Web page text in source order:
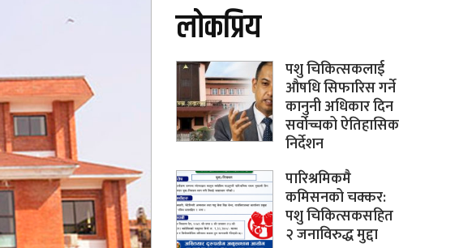
लोकप्रिय
पशु चिकित्सकलाई
औषधि सिफारिस गर्ने
कानुनी अधिकार दिन
सर्वोच्चको ऐतिहासिक
निर्देशन
पारिश्रमिकमै
कमिसनको चक्कर:
पशु चिकित्सकसहित
२ जनाविरुद्ध मुद्दा